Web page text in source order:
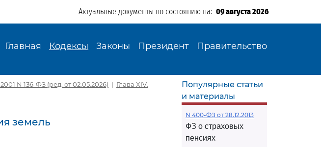
Актуальные документы по состоянию на: 09 августа 2026
Главная Кодексы Законы Президент Правительство
N 136-ФЗ (ред. от 02.05.2026) | Глава XIV.
земель
Популярные статьи
и материалы
N 400-ФЗ от 28.12.2013
ФЗ о страховых
пенсиях